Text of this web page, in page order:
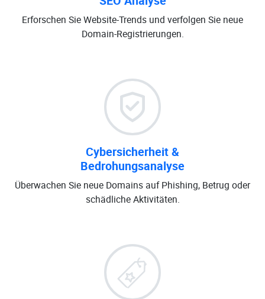
Erforschen Sie Website-Trends und verfolgen Sie neue
Domain-Registrierungen.
Cybersicherheit &
Bedrohungsanalyse
Überwachen Sie neue Domains auf Phishing, Betrug oder
schädliche Aktivitäten.